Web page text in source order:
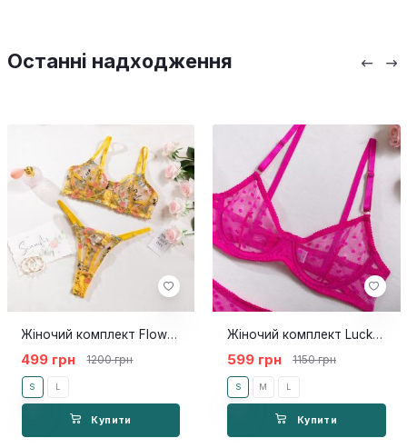
Останні надходження
Жіночий комплект Flower yellow
499 грн 1200 грн
S L
Купити
Жіночий комплект Lucky Pink
599 грн 1150 грн
S M L
Купити